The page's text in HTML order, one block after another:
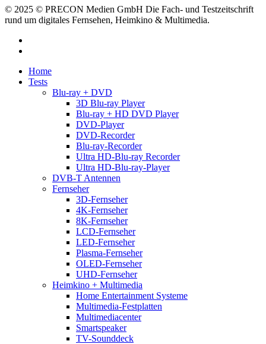
© 2025 © PRECON Medien GmbH Die Fach- und Testzeitschrift
rund um digitales Fernsehen, Heimkino & Multimedia.
Close
Menu
Home
Tests
Blu-ray + DVD
3D Blu-ray Player
Blu-ray + HD DVD Player
DVD-Player
DVD-Recorder
Blu-ray-Recorder
Ultra HD-Blu-ray Recorder
Ultra HD-Blu-ray-Player
DVB-T Antennen
Fernseher
3D-Fernseher
4K-Fernseher
8K-Fernseher
LCD-Fernseher
LED-Fernseher
Plasma-Fernseher
OLED-Fernseher
UHD-Fernseher
Heimkino + Multimedia
Home Entertainment Systeme
Multimedia-Festplatten
Multimediacenter
Smartspeaker
TV-Sounddeck